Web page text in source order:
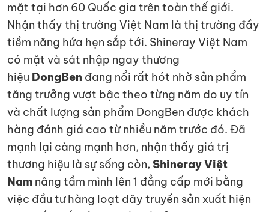
mặt tại hơn 60 Quốc gia trên toàn thế giới.
Nhận thấy thị trường Việt Nam là thị trường đầy
tiềm năng hứa hẹn sắp tới. Shineray Việt Nam
có mặt và sát nhập ngay thương
hiệu DongBen đang nổi rất hót nhờ sản phẩm
tăng trưởng vượt bậc theo từng năm do uy tín
và chất lượng sản phẩm DongBen được khách
hàng đánh giá cao từ nhiều năm trước đó. Đã
mạnh lại càng mạnh hơn, nhận thấy giá trị
thương hiệu là sự sống còn, Shineray Việt
Nam nâng tầm mình lên 1 đẳng cấp mới bằng
việc đầu tư hàng loạt dây truyền sản xuất hiện